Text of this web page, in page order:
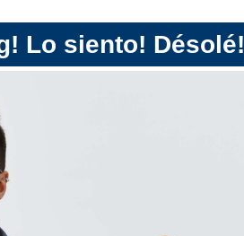
Lo siento! Désolé!